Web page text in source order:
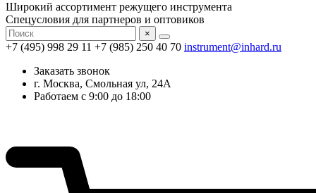
Широкий ассортимент режущего инструмента
Спецусловия для партнеров и оптовиков
×
+7 (495) 998 29 11 +7 (985) 250 40 70 instrument@inhard.ru
Заказать звонок
г. Москва, Смольная ул, 24А
Работаем с 9:00 до 18:00